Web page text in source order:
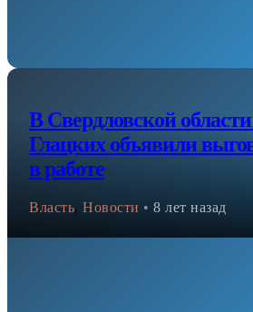
В Свердловской
Глацких объявили
в работе
Власть, Новости • 8 лет назад